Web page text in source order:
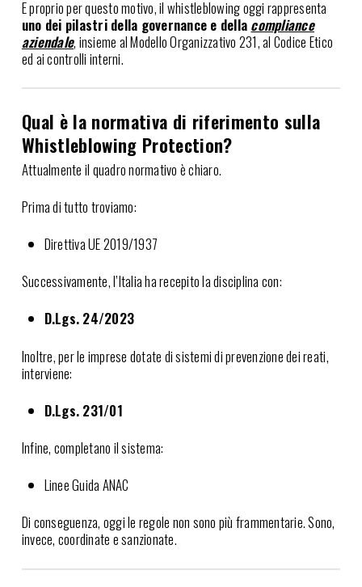
E proprio per questo motivo, il whistleblowing oggi rappresenta
uno dei pilastri della governance e della compliance
aziendale, insieme al Modello Organizzativo 231, al Codice Etico
ed ai controlli interni.
Qual è la normativa di riferimento sulla
Whistleblowing Protection?
Attualmente il quadro normativo è chiaro.
Prima di tutto troviamo:
Direttiva UE 2019/1937
Successivamente, l’Italia ha recepito la disciplina con:
D.Lgs. 24/2023
Inoltre, per le imprese dotate di sistemi di prevenzione dei reati,
interviene:
D.Lgs. 231/01
Infine, completano il sistema:
Linee Guida ANAC
Di conseguenza, oggi le regole non sono più frammentarie. Sono,
invece, coordinate e sanzionate.